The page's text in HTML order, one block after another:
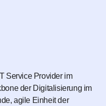
Service Provider im
der Digitalisierung im
agile Einheit der